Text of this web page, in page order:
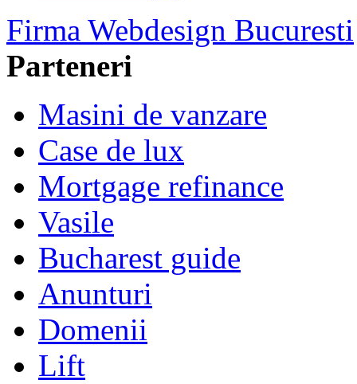
Firma Webdesign Bucuresti
Parteneri
Masini de vanzare
Case de lux
Mortgage refinance
Vasile
Bucharest guide
Anunturi
Domenii
Lift